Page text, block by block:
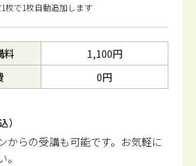
枚で1枚自動追加します
料
1,100円
0円
）
からの受講も可能です。 お気軽に